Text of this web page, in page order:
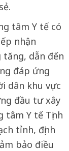
tâm Y tế có
nhận
tăng, dẫn đến
đáp ứng
dân khu vực
đầu tư xây
tâm Y tế Tịnh
tỉnh, định
bảo điều